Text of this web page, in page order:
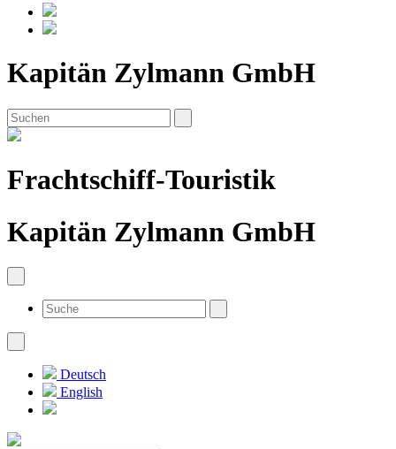
Kapitän Zylmann GmbH
Frachtschiff-Touristik
Kapitän Zylmann GmbH
Deutsch
English